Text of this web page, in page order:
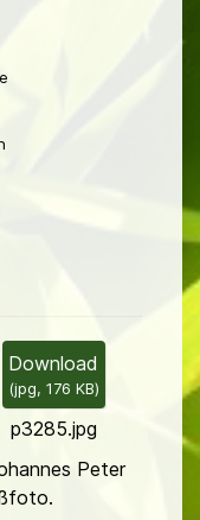
Download
(jpg, 176 KB)
p3285.jpg
Peter